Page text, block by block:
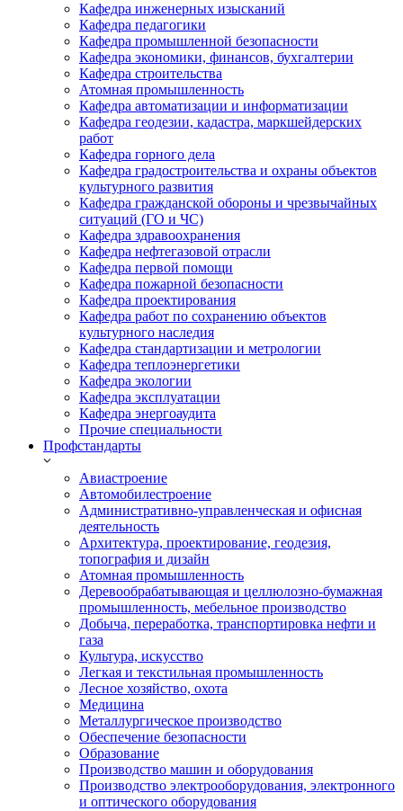
Кафедра инженерных изысканий
Кафедра педагогики
Кафедра промышленной безопасности
Кафедра экономики, финансов, бухгалтерии
Кафедра строительства
Атомная промышленность
Кафедра автоматизации и информатизации
Кафедра геодезии, кадастра, маркшейдерских
работ
Кафедра горного дела
Кафедра градостроительства и охраны объектов
культурного развития
Кафедра гражданской обороны и чрезвычайных
ситуаций (ГО и ЧС)
Кафедра здравоохранения
Кафедра нефтегазовой отрасли
Кафедра первой помощи
Кафедра пожарной безопасности
Кафедра проектирования
Кафедра работ по сохранению объектов
культурного наследия
Кафедра стандартизации и метрологии
Кафедра теплоэнергетики
Кафедра экологии
Кафедра эксплуатации
Кафедра энергоаудита
Прочие специальности
Профстандарты
Авиастроение
Автомобилестроение
Административно-управленческая и офисная
деятельность
Архитектура, проектирование, геодезия,
топография и дизайн
Атомная промышленность
Деревообрабатывающая и целлюлозно-бумажная
промышленность, мебельное производство
Добыча, переработка, транспортировка нефти и
газа
Культура, искусство
Легкая и текстильная промышленность
Лесное хозяйство, охота
Медицина
Металлургическое производство
Обеспечение безопасности
Образование
Производство машин и оборудования
Производство электрооборудования, электронного
и оптического оборудования